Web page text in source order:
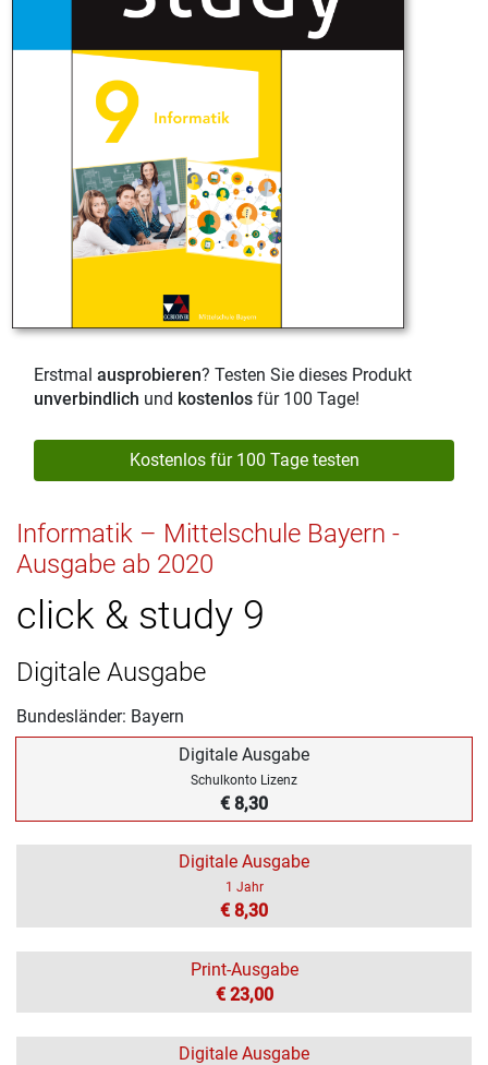
Erstmal ausprobieren? Testen Sie dieses Produkt
unverbindlich und kostenlos für 100 Tage!
Kostenlos für 100 Tage testen
Informatik – Mittelschule Bayern -
Ausgabe ab 2020
click & study 9
Digitale Ausgabe
Bundesländer: Bayern
Digitale Ausgabe
Schulkonto Lizenz
€ 8,30
Digitale Ausgabe
1 Jahr
€ 8,30
Print-Ausgabe
€ 23,00
Digitale Ausgabe